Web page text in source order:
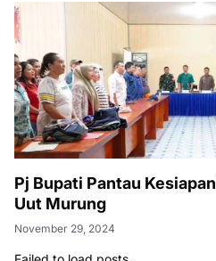
Pj Bupati Pantau
Uut Murung
November 29, 2024